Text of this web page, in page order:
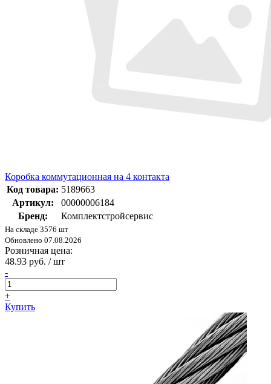
Коробка коммутационная на 4 контакта
Код товара: 5189663
Артикул:
00000006184
Бренд:
Комплектстройсервис
На складе 3576 шт
Обновлено 07.08.2026
Розничная цена:
48.93 руб. / шт
-
+
Купить